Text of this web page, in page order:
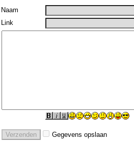
Naam
Link
Gegevens opslaan